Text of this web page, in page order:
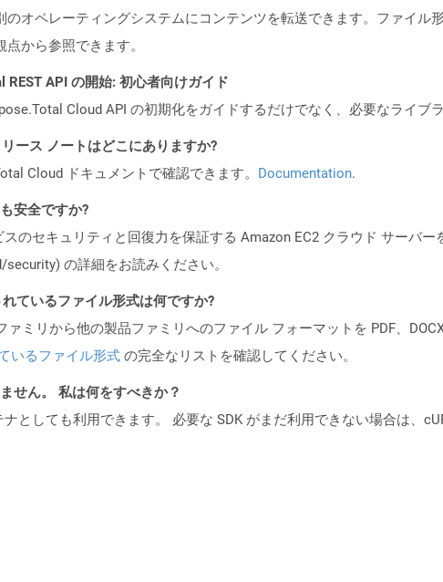
のオペレーティングシステムにコンテンツを転送できます。ファイ
から参照できます。
REST API の開始: 初心者向けガイド
Cloud API の初期化をガイドするだけでなく、必要なライブ
ース ノートはどこにありますか?
Cloud ドキュメントで確認できます。 Documentation.
安全ですか?
のセキュリティと回復力を保証する Amazon EC2 クラウド サーバ
の詳細をお読みください。
ているファイル形式は何ですか?
ミリから他の製品ファミリへのファイル フォーマットを PDF、
いるファイル形式 の完全なリストを確認してください。
せん。 私は何をすべきか？
としても利用できます。 必要な SDK がまだ利用できない場合は、